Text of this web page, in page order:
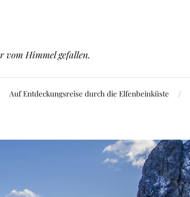
vom Himmel gefallen.
Auf Entdeckungsreise durch die Elfenbeinküste